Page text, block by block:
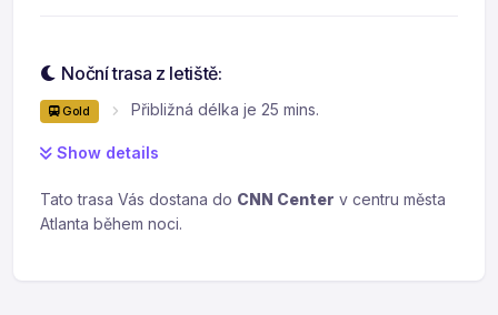
Noční trasa z letiště:
Gold Přibližná délka je 25 mins.
Show details
Tato trasa Vás dostana do CNN Center v centru města
Atlanta během noci.